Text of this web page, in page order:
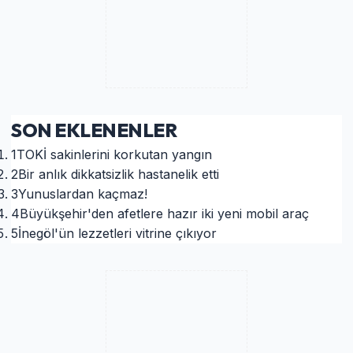
SON EKLENENLER
1TOKİ sakinlerini korkutan yangın
2Bir anlık dikkatsizlik hastanelik etti
3Yunuslardan kaçmaz!
4Büyükşehir'den afetlere hazır iki yeni mobil araç
5İnegöl'ün lezzetleri vitrine çıkıyor